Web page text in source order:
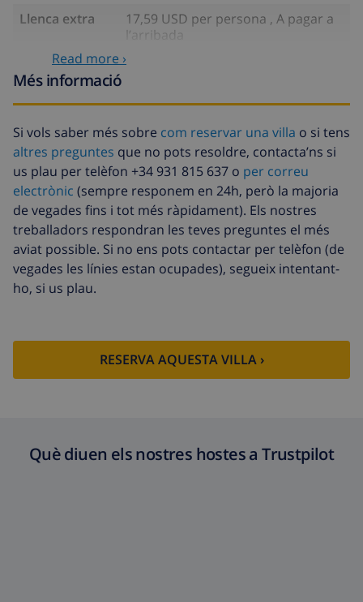
Llenca extra
17,59 USD per persona , A pagar a
l’arribada
Tovalloles
extra
8,80 USD per persona , A pagar a
Sortida
tardana
113,75 USD
Neteja extra
Basat en el consum d’energia
(52,77 USD/HOUR)
Fons de
cancel·lació :
4.80% De la quantitat total
Read more ›
Més informació
Si vols saber més sobre com reservar una villa o si tens
altres preguntes que no pots resoldre, contacta’ns si
us plau per telèfon +34 931 815 637 o per correu
electrònic (sempre responem en 24h, però la majoria
de vegades fins i tot més ràpidament). Els nostres
treballadors respondran les teves preguntes el més
aviat possible. Si no ens pots contactar per telèfon (de
vegades les línies estan ocupades), segueix intentant-
ho, si us plau.
RESERVA AQUESTA VILLA ›
Què diuen els nostres hostes a Trustpilot